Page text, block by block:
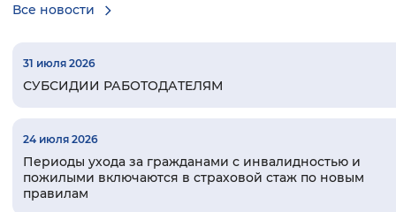
Все новости
31 июля 2026
СУБСИДИИ РАБОТОДАТЕЛЯМ
24 июля 2026
Периоды ухода за гражданами с инвалидностью и
пожилыми включаются в страховой стаж по новым
правилам